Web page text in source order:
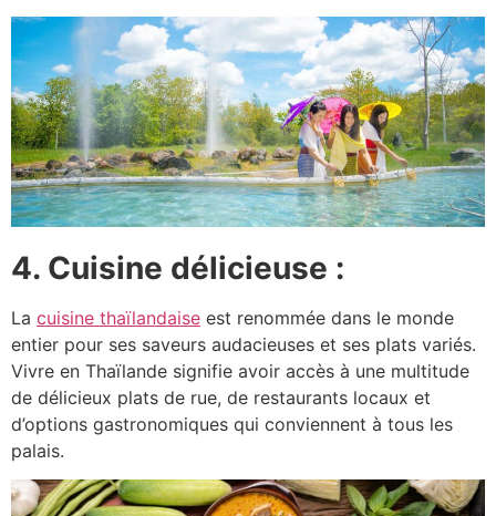
4. Cuisine délicieuse :
La cuisine thaïlandaise est renommée dans le monde
entier pour ses saveurs audacieuses et ses plats variés.
Vivre en Thaïlande signifie avoir accès à une multitude
de délicieux plats de rue, de restaurants locaux et
d’options gastronomiques qui conviennent à tous les
palais.